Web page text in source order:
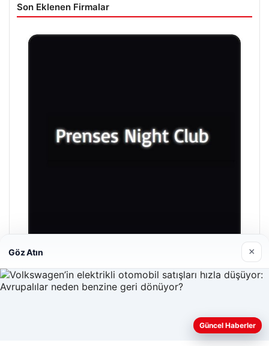
Son Eklenen Firmalar
Prenses Night Club
29/04/2026
Web sitemizi nasıl kullandığınızı daha iyi anlayabilmek,
Göz Atın ×
Güncel Haberler